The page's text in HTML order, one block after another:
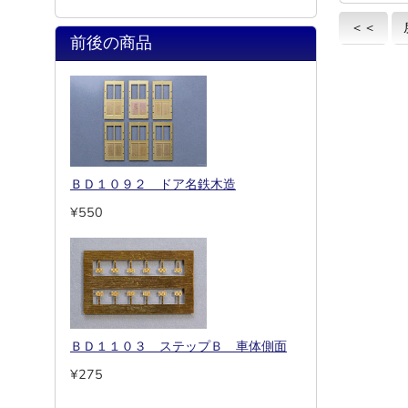
＜＜
前後の商品
ＢＤ１０９２ ドア名鉄木造
¥550
ＢＤ１１０３ ステップＢ 車体側面
¥275